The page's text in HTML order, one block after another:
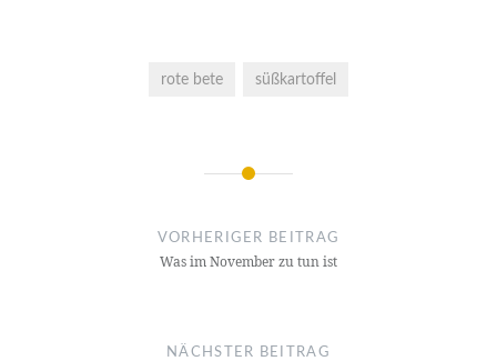
rote bete süßkartoffel
Beitragsnavigation
VORHERIGER BEITRAG
Was im November zu tun ist
NÄCHSTER BEITRAG